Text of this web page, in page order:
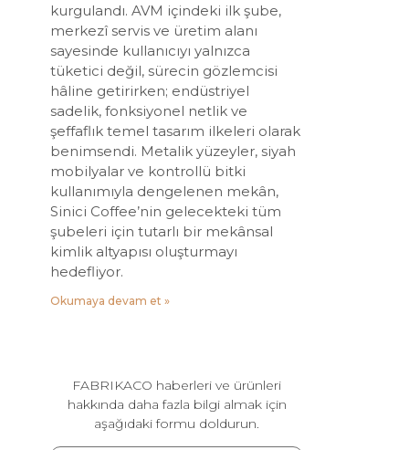
kurgulandı. AVM içindeki ilk şube,
merkezî servis ve üretim alanı
sayesinde kullanıcıyı yalnızca
tüketici değil, sürecin gözlemcisi
hâline getirirken; endüstriyel
sadelik, fonksiyonel netlik ve
şeffaflık temel tasarım ilkeleri olarak
benimsendi. Metalik yüzeyler, siyah
mobilyalar ve kontrollü bitki
kullanımıyla dengelenen mekân,
Sinici Coffee’nin gelecekteki tüm
şubeleri için tutarlı bir mekânsal
kimlik altyapısı oluşturmayı
hedefliyor.
Okumaya devam et »
FABRIKACO haberleri ve ürünleri
hakkında daha fazla bilgi almak için
aşağıdaki formu doldurun.